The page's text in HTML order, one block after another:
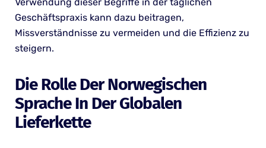
Geschäftspraxis kann dazu beitragen,
Missverständnisse zu vermeiden und die Effizienz zu
steigern.
Die Rolle Der Norwegischen
Sprache In Der Globalen
Lieferkette